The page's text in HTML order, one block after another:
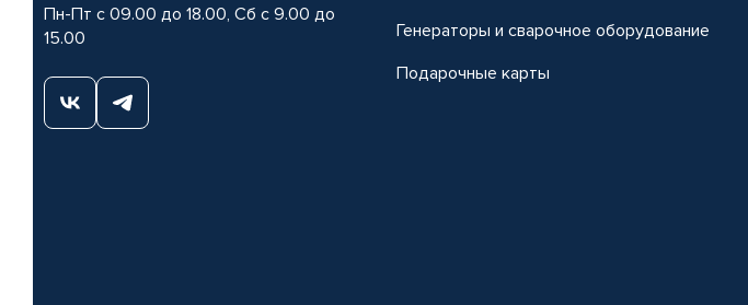
Пн-Пт с 09.00 до 18.00, Сб с 9.00 до
15.00
Генераторы и сварочное оборудование
Подарочные карты